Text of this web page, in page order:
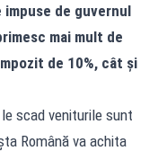
de guvernul
mai mult de
de 10%, cât și
scad veniturile sunt
Română va achita